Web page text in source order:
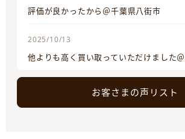
評価が良かったから＠千葉県八街市
2025/10/13
他よりも高く買い取っていただけました
お客さまの声リスト